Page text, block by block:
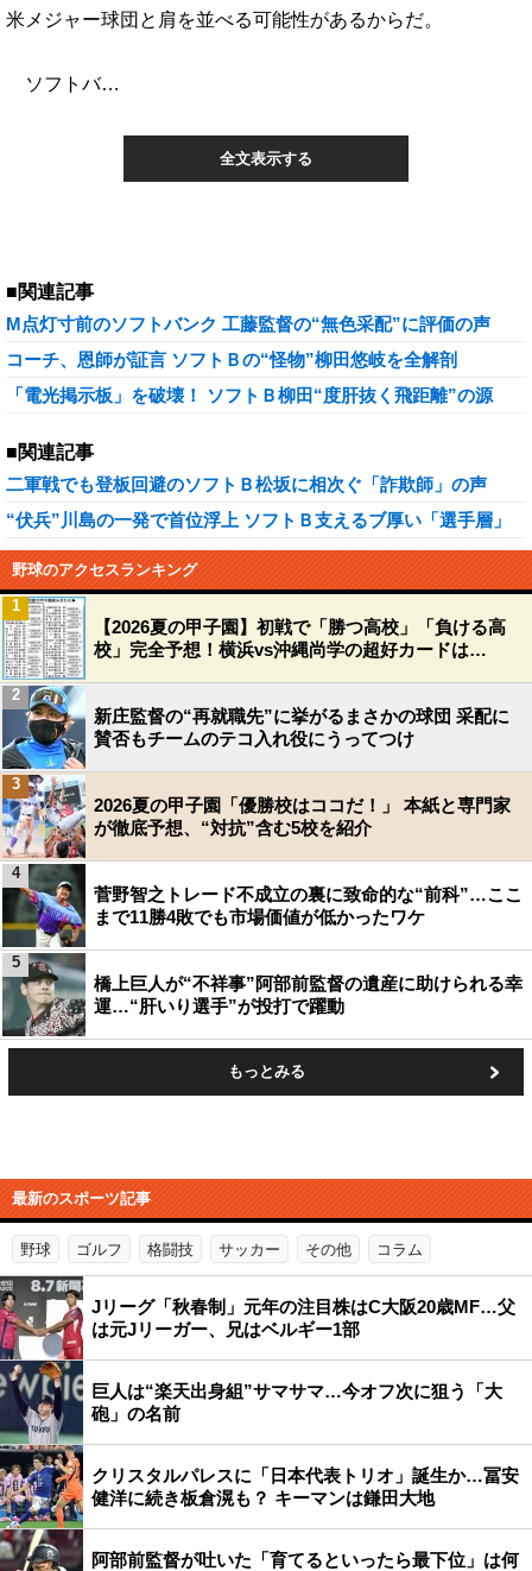
米メジャー球団と肩を並べる可能性があるからだ。
ソフトバ…
全文表示する
■関連記事
M点灯寸前のソフトバンク 工藤監督の“無色采配”に評価の声
コーチ、恩師が証言 ソフトＢの“怪物”柳田悠岐を全解剖
「電光掲示板」を破壊！ ソフトＢ柳田“度肝抜く飛距離”の源
■関連記事
二軍戦でも登板回避のソフトＢ松坂に相次ぐ「詐欺師」の声
“伏兵”川島の一発で首位浮上 ソフトＢ支えるブ厚い「選手層」
野球のアクセスランキング
【2026夏の甲子園】初戦で「勝つ高校」「負ける高
校」完全予想！横浜vs沖縄尚学の超好カードは…
1
新庄監督の“再就職先”に挙がるまさかの球団 采配に
賛否もチームのテコ入れ役にうってつけ
2
2026夏の甲子園「優勝校はココだ！」 本紙と専門家
が徹底予想、“対抗”含む5校を紹介
3
菅野智之トレード不成立の裏に致命的な“前科”…ここ
まで11勝4敗でも市場価値が低かったワケ
4
橋上巨人が“不祥事”阿部前監督の遺産に助けられる幸
運…“肝いり選手”が投打で躍動
5
もっとみる
最新のスポーツ記事
野球 ゴルフ 格闘技 サッカー その他 コラム
Jリーグ「秋春制」元年の注目株はC大阪20歳MF…父
は元Jリーガー、兄はベルギー1部
巨人は“楽天出身組”サマサマ…今オフ次に狙う「大
砲」の名前
クリスタルパレスに「日本代表トリオ」誕生か…冨安
健洋に続き板倉滉も？ キーマンは鎌田大地
阿部前監督が吐いた「育てるといったら最下位」は何